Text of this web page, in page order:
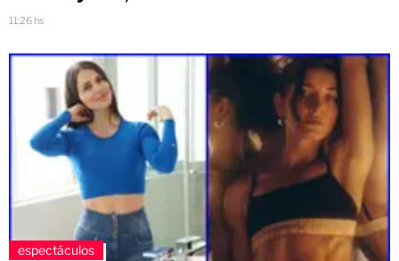
11:26 hs
espectáculos